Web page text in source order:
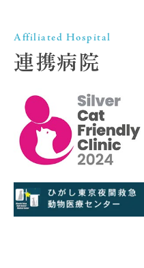
Affiliated Hospital
連携病院